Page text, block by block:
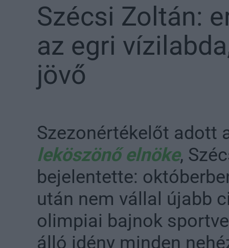
Szécsi Zoltán:
az egri
jövő
Szezonértékelőt adott
leköszönő elnöke,
bejelentette:
után nem vállal újabb
olimpiai bajnok
álló idény minden